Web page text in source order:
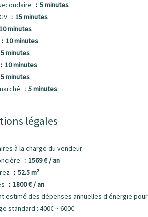
5 minutes
15 minutes
10 minutes
10 minutes
5 minutes
10 minutes
5 minutes
5 minutes
légales
à la charge du vendeur
1569 € / an
52.5 m²
1800 € / an
estimé des dépenses annuelles d'énergie pour
standard : 400€ ~ 600€